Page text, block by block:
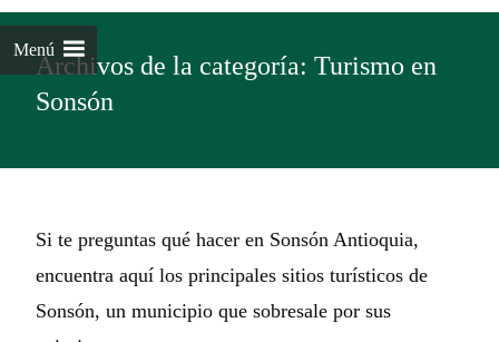
Menú
Archivos de la categoría: Turismo en
Sonsón
Si te preguntas qué hacer en Sonsón Antioquia,
encuentra aquí los principales sitios turísticos de
Sonsón, un municipio que sobresale por sus